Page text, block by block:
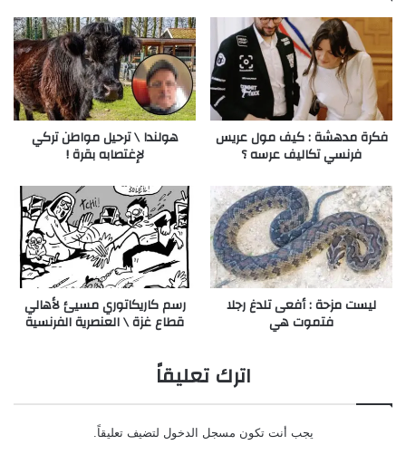
فكرة مدهشة : كيف مول عريس
فرنسي تكاليف عرسه ؟
هولندا \ ترحيل مواطن تركي
لإغتصابه بقرة !
ليست مزحة : أفعى تلدغ رجلا
فتموت هي
رسم كاريكاتوري مسيئ لأهالي
قطاع غزة \ العنصرية الفرنسية
اترك تعليقاً
يجب أنت تكون مسجل الدخول لتضيف تعليقاً.